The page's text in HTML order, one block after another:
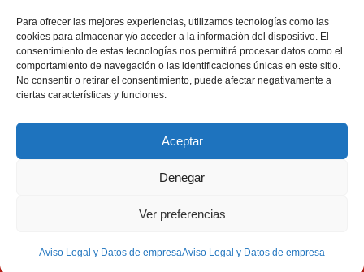
Para ofrecer las mejores experiencias, utilizamos tecnologías como las
cookies para almacenar y/o acceder a la información del dispositivo. El
consentimiento de estas tecnologías nos permitirá procesar datos como el
comportamiento de navegación o las identificaciones únicas en este sitio.
No consentir o retirar el consentimiento, puede afectar negativamente a
ciertas características y funciones.
Aceptar
Denegar
Ver preferencias
Aviso Legal y Datos de empresaAviso Legal y Datos de empresa
Productores
de
fresas,
frambuesas,
arándanos
y
desde
y
Camino de
Montemayor s/n
21800 Moguer.
Huelva ESPAÑA.
info@cunadeplatero.com
25
MATERIALES
CORPORATIVOS
Logotipo -
Dossier inglés
Aviso legal
Política de
privacidad
Canal de denuncias
Desarrollado por Emociona